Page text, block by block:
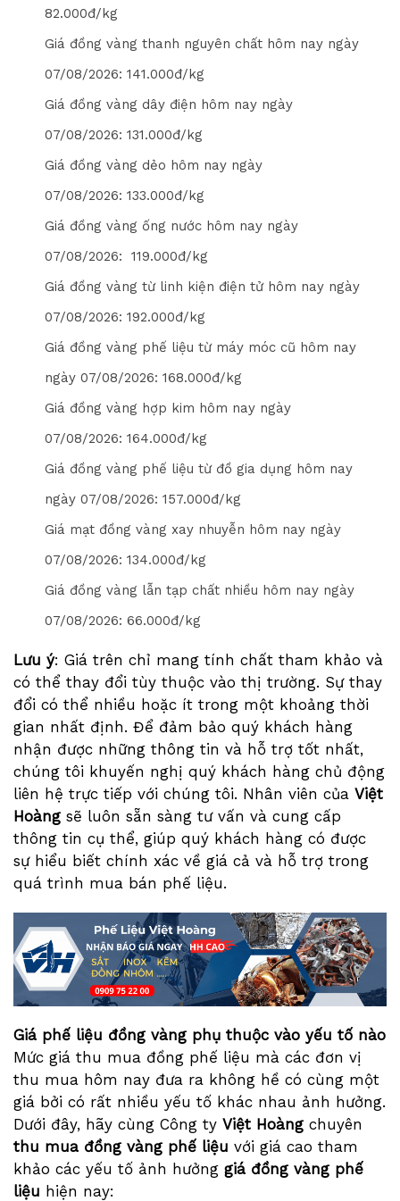
82.000đ/kg
Giá đồng vàng thanh nguyên chất hôm nay ngày
07/08/2026: 141.000đ/kg
Giá đồng vàng dây điện hôm nay ngày
07/08/2026: 131.000đ/kg
Giá đồng vàng dẻo hôm nay ngày
07/08/2026: 133.000đ/kg
Giá đồng vàng ống nước hôm nay ngày
07/08/2026: 119.000đ/kg
Giá đồng vàng từ linh kiện điện tử hôm nay ngày
07/08/2026: 192.000đ/kg
Giá đồng vàng phế liệu từ máy móc cũ hôm nay
ngày 07/08/2026: 168.000đ/kg
Giá đồng vàng hợp kim hôm nay ngày
07/08/2026: 164.000đ/kg
Giá đồng vàng phế liệu từ đồ gia dụng hôm nay
ngày 07/08/2026: 157.000đ/kg
Giá mạt đồng vàng xay nhuyễn hôm nay ngày
07/08/2026: 134.000đ/kg
Giá đồng vàng lẫn tạp chất nhiều hôm nay ngày
07/08/2026: 66.000đ/kg
Lưu ý: Giá trên chỉ mang tính chất tham khảo và
có thể thay đổi tùy thuộc vào thị trường. Sự thay
đổi có thể nhiều hoặc ít trong một khoảng thời
gian nhất định. Để đảm bảo quý khách hàng
nhận được những thông tin và hỗ trợ tốt nhất,
chúng tôi khuyến nghị quý khách hàng chủ động
liên hệ trực tiếp với chúng tôi. Nhân viên của Việt
Hoàng sẽ luôn sẵn sàng tư vấn và cung cấp
thông tin cụ thể, giúp quý khách hàng có được
sự hiểu biết chính xác về giá cả và hỗ trợ trong
quá trình mua bán phế liệu.
Giá phế liệu đồng vàng phụ thuộc vào yếu tố nào
Mức giá thu mua đồng phế liệu mà các đơn vị
thu mua hôm nay đưa ra không hề có cùng một
giá bởi có rất nhiều yếu tố khác nhau ảnh hưởng.
Dưới đây, hãy cùng Công ty Việt Hoàng chuyên
thu mua đồng vàng phế liệu với giá cao tham
khảo các yếu tố ảnh hưởng giá đồng vàng phế
liệu hiện nay: